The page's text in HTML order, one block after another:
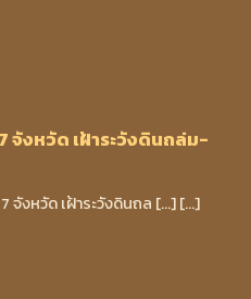
จังหวัด เฝ้าระวังดินถล่ม-
งหวัด เฝ้าระวังดินถล [...] [...]